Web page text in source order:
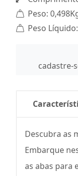
Peso:
Peso
cadastre-
Descubra as
Embarque
as abas para